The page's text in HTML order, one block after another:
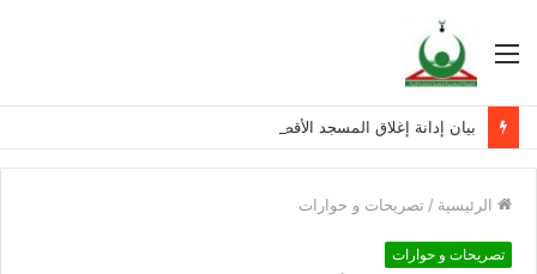
القائمة
بيان إدانة إغلاق المسجد الأقصى المبارك
الرئيسية / تصريحات و حوارات
تصريحات و حوارات